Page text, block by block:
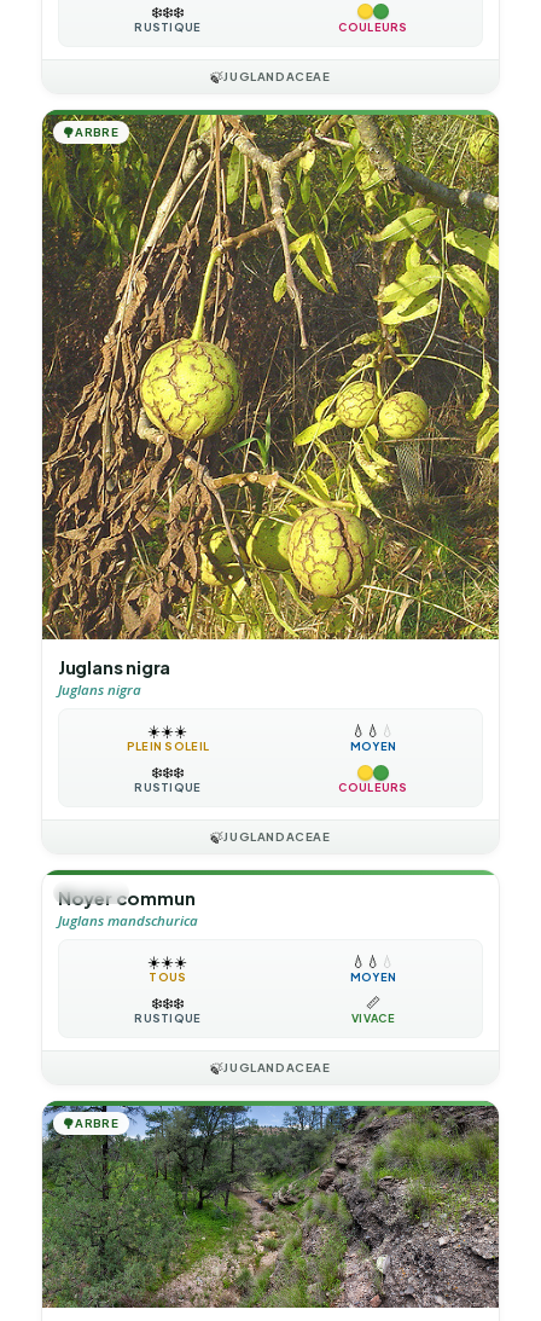
❄️❄️❄️
RUSTIQUE COULEURS
🍃JUGLANDACEAE
🌳ARBRE
Juglans nigra
Juglans nigra
☀️☀️☀️
PLEIN SOLEIL
💧 💧 💧
MOYEN
❄️❄️❄️
RUSTIQUE COULEURS
🍃JUGLANDACEAE
🌳ARBRE
Noyer commun
Juglans mandschurica
☀️☀️☀️
TOUS
💧 💧 💧
MOYEN
❄️❄️❄️
RUSTIQUE
📏
VIVACE
🍃JUGLANDACEAE
🌳ARBRE